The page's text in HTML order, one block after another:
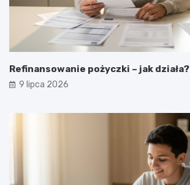
Refinansowanie pożyczki – jak działa?
9 lipca 2026